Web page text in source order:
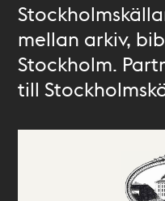
mellan arkiv,
Stockholm.
till